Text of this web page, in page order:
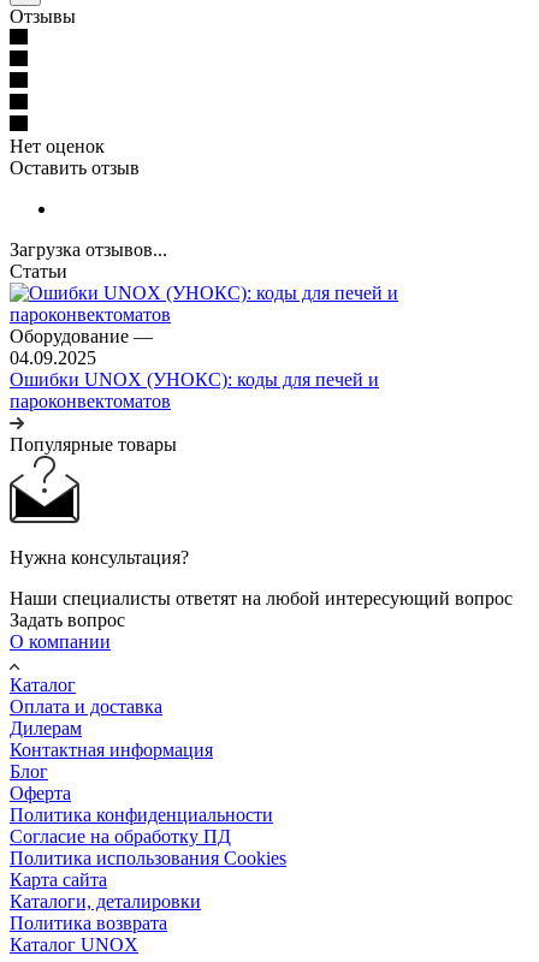
Отзывы
Нет оценок
Оставить отзыв
Загрузка отзывов...
Статьи
Оборудование —
04.09.2025
Ошибки UNOX (УНОКС): коды для печей и
пароконвектоматов
Популярные товары
Нужна консультация?
Наши специалисты ответят на любой интересующий вопрос
Задать вопрос
О компании
Каталог
Оплата и доставка
Дилерам
Контактная информация
Блог
Оферта
Политика конфиденциальности
Согласие на обработку ПД
Политика использования Cookies
Карта сайта
Каталоги, деталировки
Политика возврата
Каталог UNOX